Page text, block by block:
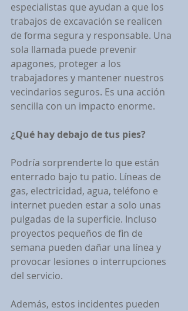
especialistas que ayudan a que los
trabajos de excavación se realicen
de forma segura y responsable. Una
sola llamada puede prevenir
apagones, proteger a los
trabajadores y mantener nuestros
vecindarios seguros. Es una acción
sencilla con un impacto enorme.
¿Qué hay debajo de tus pies?
Podría sorprenderte lo que están
enterrado bajo tu patio. Líneas de
gas, electricidad, agua, teléfono e
internet pueden estar a solo unas
pulgadas de la superficie. Incluso
proyectos pequeños de fin de
semana pueden dañar una línea y
provocar lesiones o interrupciones
del servicio.
Además, estos incidentes pueden